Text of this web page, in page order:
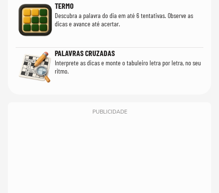
TERMO
Descubra a palavra do dia em até 6 tentativas. Observe as
dicas e avance até acertar.
PALAVRAS CRUZADAS
Interprete as dicas e monte o tabuleiro letra por letra, no seu
ritmo.
PUBLICIDADE